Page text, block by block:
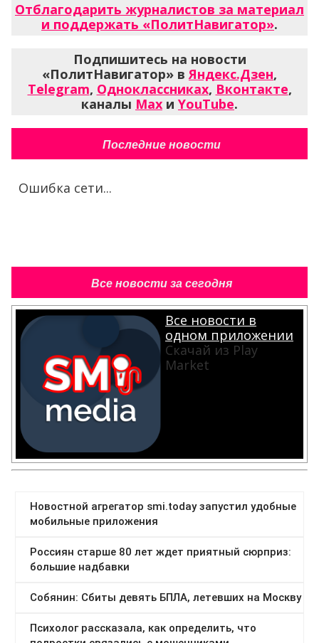
Отблагодарить журналистов за материал
и поддержать «ПолитНавигатор».
Подпишитесь на новости
«ПолитНавигатор» вЯндекс.Дзен,
Telegram, Одноклассниках, Вконтакте,
каналы Max и YouTube.
Последние новости
Ошибка сети...
Все новости за сегодня
Все новости в
одном приложении
Скачай из Play
Market